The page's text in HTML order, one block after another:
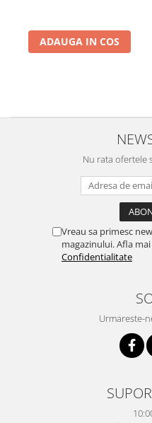
ADAUGA IN COS
Nu rata ofertele
Vreau sa primesc
magazinului. Afla
Confidentialitate
Urmareste-